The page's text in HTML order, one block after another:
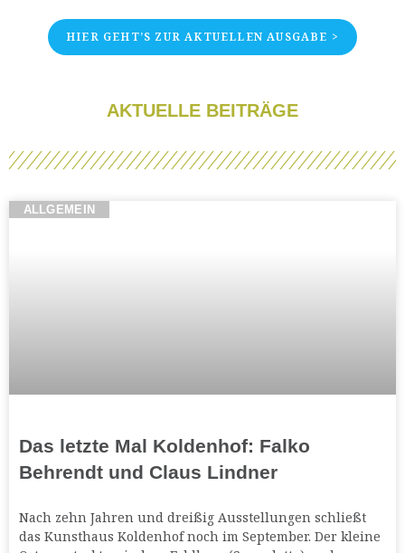
HIER GEHT’S ZUR AKTUELLEN AUSGABE >
AKTUELLE BEITRÄGE
ALLGEMEIN
Das letzte Mal Koldenhof: Falko
Behrendt und Claus Lindner
Nach zehn Jahren und dreißig Ausstellungen schließt
das Kunsthaus Koldenhof noch im September. Der kleine